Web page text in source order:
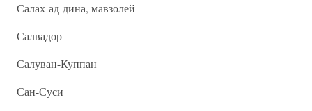
Салах-ад-дина, мавзолей
Салвадор
Салуван-Куппан
Сан-Суси